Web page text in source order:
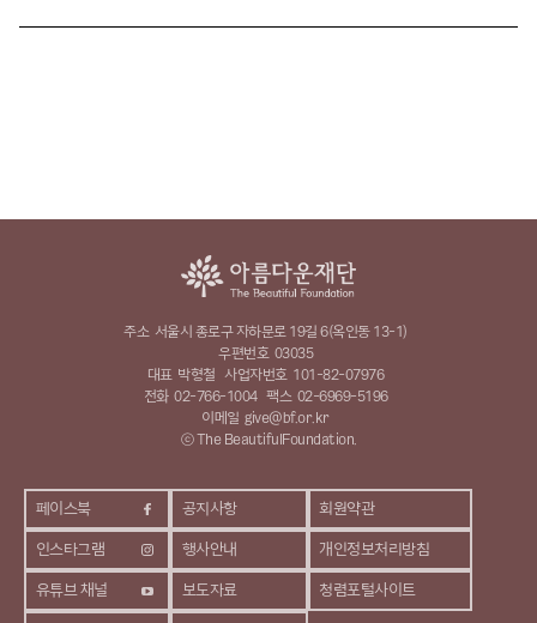
페이스북
인스타그램
유튜브 채널
공지사항
행사안내
보도자료
회원약관
개인정보처리방침
청렴포털사이트
주소 서울시 종로구 자하문로 19길 6(옥인동 13-1)
우편번호 03035
대표 박형철 사업자번호 101-82-07976
전화 02-766-1004 팩스 02-6969-5196
이메일 give@bf.or.kr
ⓒ The BeautifulFoundation.